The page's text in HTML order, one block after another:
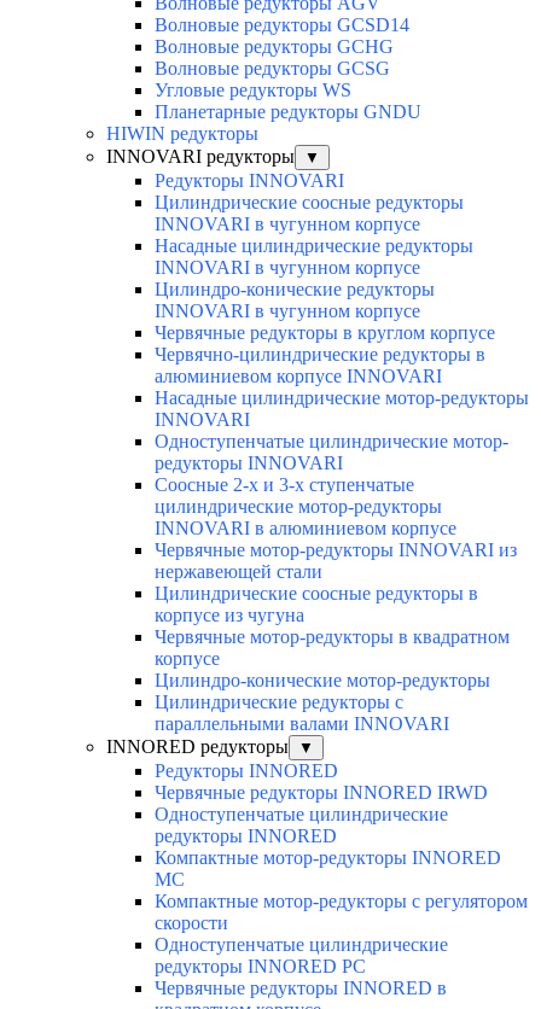
Волновые редукторы GCSD14
Волновые редукторы GCHG
Волновые редукторы GCSG
Угловые редукторы WS
Планетарные редукторы GNDU
HIWIN редукторы
INNOVARI редукторы
▼
Редукторы INNOVARI
Цилиндрические соосные редукторы
INNOVARI в чугунном корпусе
Насадные цилиндрические редукторы
INNOVARI в чугунном корпусе
Цилиндро-конические редукторы
INNOVARI в чугунном корпусе
Червячные редукторы в круглом корпусе
Червячно-цилиндрические редукторы в
алюминиевом корпусе INNOVARI
Насадные цилиндрические мотор-редукторы
INNOVARI
Одноступенчатые цилиндрические мотор-
редукторы INNOVARI
Соосные 2-х и 3-х ступенчатые
цилиндрические мотор-редукторы
INNOVARI в алюминиевом корпусе
Червячные мотор-редукторы INNOVARI из
нержавеющей стали
Цилиндрические соосные редукторы в
корпусе из чугуна
Червячные мотор-редукторы в квадратном
корпусе
Цилиндро-конические мотор-редукторы
Цилиндрические редукторы с
параллельными валами INNOVARI
INNORED редукторы
▼
Редукторы INNORED
Червячные редукторы INNORED IRWD
Одноступенчатые цилиндрические
редукторы INNORED
Компактные мотор-редукторы INNORED
MC
Компактные мотор-редукторы с регулятором
скорости
Одноступенчатые цилиндрические
редукторы INNORED PC
Червячные редукторы INNORED в